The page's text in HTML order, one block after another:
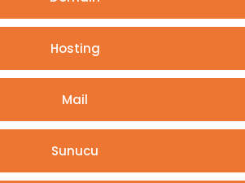
Hosting
Mail
Sunucu